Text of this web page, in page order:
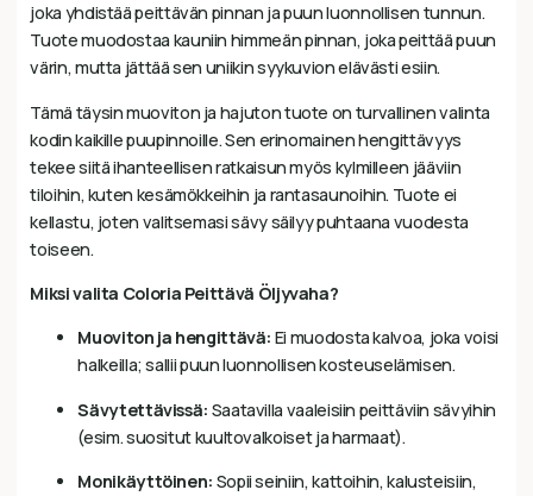
joka yhdistää peittävän pinnan ja puun luonnollisen tunnun.
Tuote muodostaa kauniin himmeän pinnan, joka peittää puun
värin, mutta jättää sen uniikin syykuvion elävästi esiin.
Tämä täysin muoviton ja hajuton tuote on turvallinen valinta
kodin kaikille puupinnoille. Sen erinomainen hengittävyys
tekee siitä ihanteellisen ratkaisun myös kylmilleen jääviin
tiloihin, kuten kesämökkeihin ja rantasaunoihin. Tuote ei
kellastu, joten valitsemasi sävy säilyy puhtaana vuodesta
toiseen.
Miksi valita Coloria Peittävä Öljyvaha?
Muoviton ja hengittävä: Ei muodosta kalvoa, joka voisi
halkeilla; sallii puun luonnollisen kosteuselämisen.
Sävytettävissä: Saatavilla vaaleisiin peittäviin sävyihin
(esim. suositut kuultovalkoiset ja harmaat).
Monikäyttöinen: Sopii seiniin, kattoihin, kalusteisiin,